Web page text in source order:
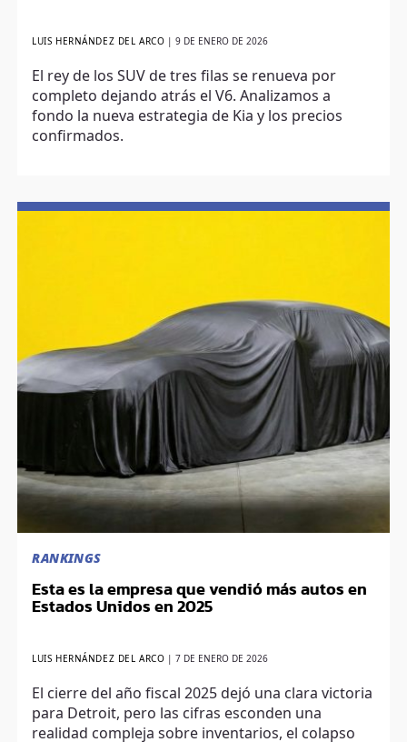
LUIS HERNÁNDEZ DEL ARCO |9 DE ENERO DE 2026
El rey de los SUV de tres filas se renueva por
completo dejando atrás el V6. Analizamos a
fondo la nueva estrategia de Kia y los precios
confirmados.
RANKINGS
Esta es la empresa que vendió más autos en
Estados Unidos en 2025
LUIS HERNÁNDEZ DEL ARCO 7 DE ENERO DE 2026
El cierre del año fiscal 2025 dejó una clara victoria
para Detroit, pero las cifras esconden una
realidad compleja sobre inventarios, el colapso